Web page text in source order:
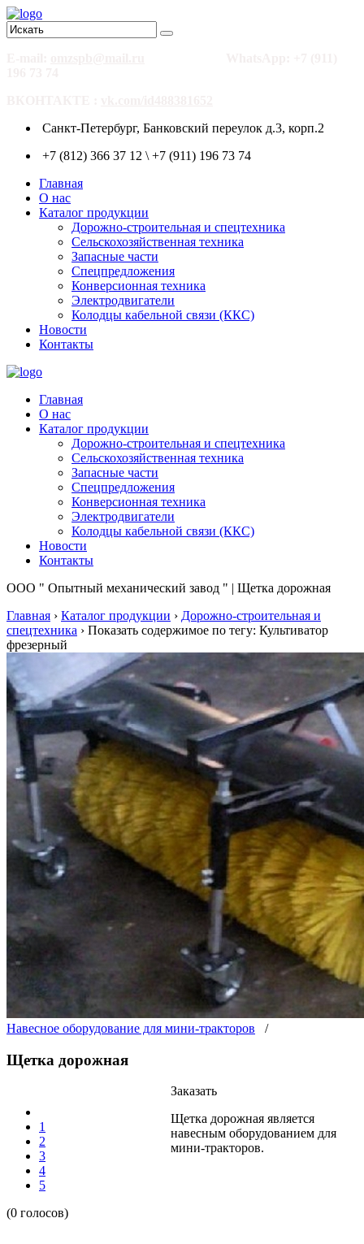
Санкт-Петербург, Банковский переулок д.3, корп.2
+7 (812) 366 37 12 \ +7 (911) 196 73 74
Главная
О нас
Каталог продукции
Дорожно-строительная и спецтехника
Сельскохозяйственная техника
Запасные части
Спецпредложения
Конверсионная техника
Электродвигатели
Колодцы кабельной связи (ККС)
Новости
Контакты
Главная
О нас
Каталог продукции
Дорожно-строительная и спецтехника
Сельскохозяйственная техника
Запасные части
Спецпредложения
Конверсионная техника
Электродвигатели
Колодцы кабельной связи (ККС)
Новости
Контакты
ООО " Опытный механический завод " | Щетка дорожная
Главная › Каталог продукции › Дорожно-строительная и
спецтехника › Показать содержимое по тегу: Культиватор
фрезерный
Навесное оборудование для мини-тракторов /
Щетка дорожная
1
2
3
4
5
(0 голосов)
Заказать
Щетка дорожная является
навесным оборудованием для
мини-тракторов.